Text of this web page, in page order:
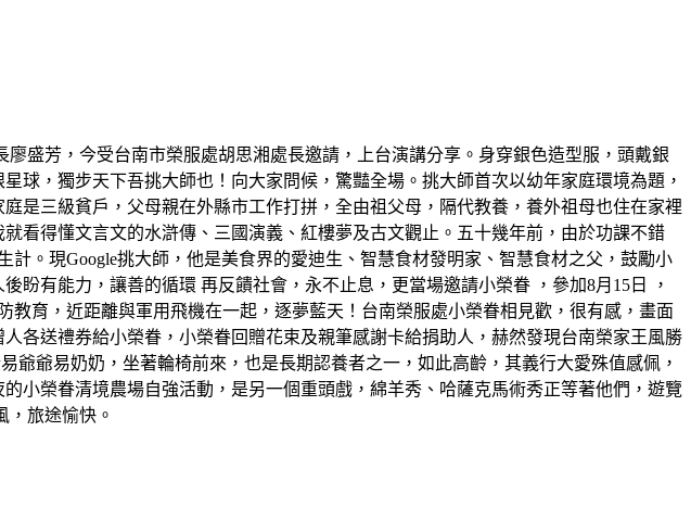
盛芳，今受台南市榮服處胡思湘處長邀請，上台演講分享。身穿銀色造型服，頭戴銀
球，獨步天下吾挑大師也！向大家問候，驚豔全場。挑大師首次以幼年家庭環境為題，
是三級貧戶，父母親在外縣市工作打拼，全由祖父母，隔代教養，養外祖母也住在家裡
看得懂文言文的水滸傳、三國演義、紅樓夢及古文觀止。五十幾年前，由於功課不錯
。現Google挑大師，他是美食界的愛迪生、智慧食材發明家、智慧食材之父，鼓勵小
有能力，讓善的循環 再反饋社會，永不止息，更當場邀請小榮眷 ，參加8月15日 ，
育，近距離與軍用飛機在一起，逐夢藍天！台南榮服處小榮眷相見歡，很有感，畫面
各送禮券給小榮眷，小榮眷回贈花束及親筆感謝卡給捐助人，赫然發現台南榮家王風勝
爺易奶奶，坐著輪椅前來，也是長期認養者之一，如此高齡，其義行大愛殊值感佩，
小榮眷清境農場自強活動，是另一個重頭戲，綿羊秀、哈薩克馬術秀正等著他們，遊覽
旅途愉快。